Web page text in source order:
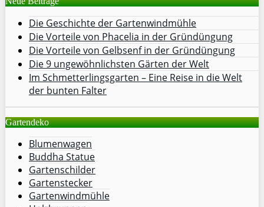
Die Geschichte der Gartenwindmühle
Die Vorteile von Phacelia in der Gründüngung
Die Vorteile von Gelbsenf in der Gründüngung
Die 9 ungewöhnlichsten Gärten der Welt
Im Schmetterlingsgarten – Eine Reise in die Welt
der bunten Falter
Gartendeko
Blumenwagen
Buddha Statue
Gartenschilder
Gartenstecker
Gartenwindmühle